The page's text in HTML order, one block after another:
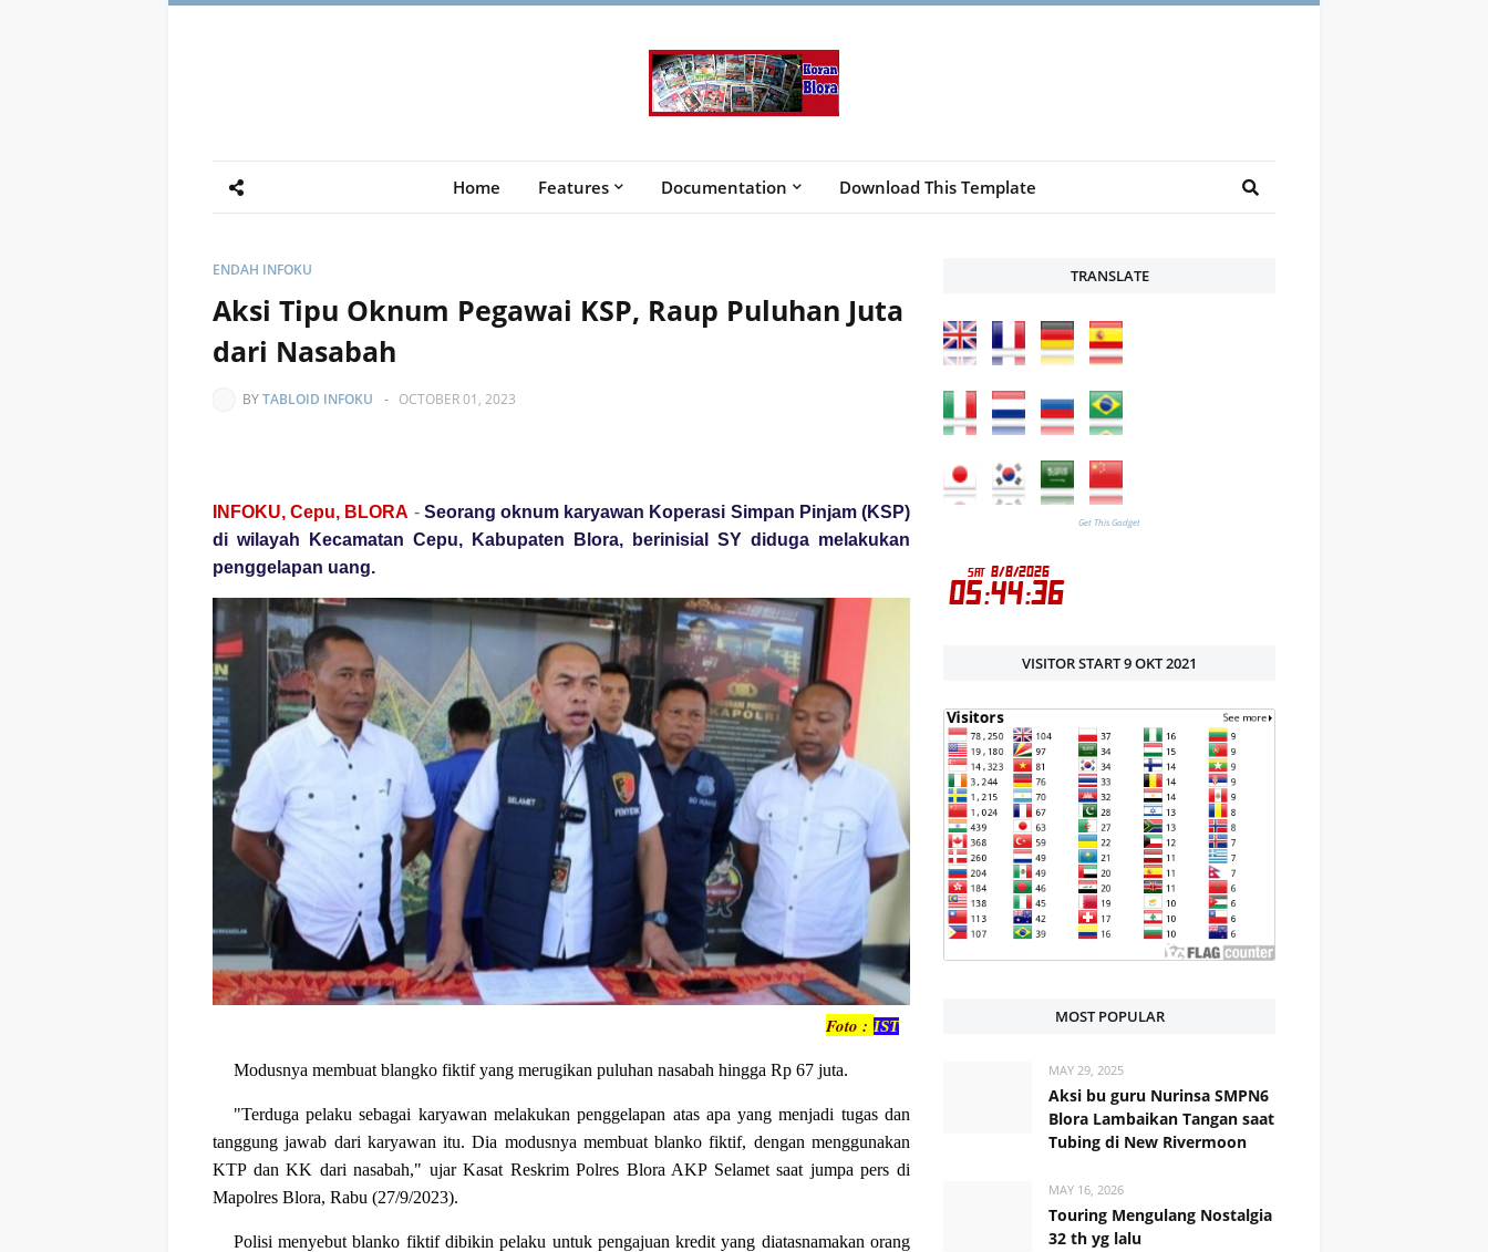
Home Features Documentation Download This Template
ENDAH INFOKU
Aksi Tipu Oknum Pegawai KSP, Raup Puluhan Juta
dari Nasabah
BYTABLOID INFOKU - OCTOBER 01, 2023
INFOKU, Cepu, BLORA - Seorang oknum karyawan Koperasi Simpan Pinjam (KSP)
di wilayah Kecamatan Cepu, Kabupaten Blora, berinisial SY diduga melakukan
penggelapan uang.
Foto : IST
Modusnya membuat blangko fiktif yang merugikan puluhan nasabah hingga Rp 67 juta.
"Terduga pelaku sebagai karyawan melakukan penggelapan atas apa yang menjadi tugas dan
tanggung jawab dari karyawan itu. Dia modusnya membuat blanko fiktif, dengan menggunakan
KTP dan KK dari nasabah," ujar Kasat Reskrim Polres Blora AKP Selamet saat jumpa pers di
Mapolres Blora, Rabu (27/9/2023).
Polisi menyebut blanko fiktif dibikin pelaku untuk pengajuan kredit yang diatasnamakan orang
TRANSLATE
Get This Gadget
VISITOR START 9 OKT 2021
MOST POPULAR
MAY 29, 2025
Aksi bu guru Nurinsa SMPN6
Blora Lambaikan Tangan saat
Tubing di New Rivermoon
MAY 16, 2026
Touring Mengulang Nostalgia
32 th yg lalu